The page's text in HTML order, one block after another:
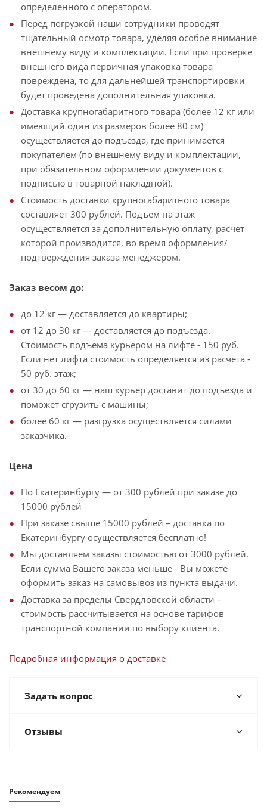
определенного с оператором.
Перед погрузкой наши сотрудники проводят
тщательный осмотр товара, уделяя особое внимание
внешнему виду и комплектации. Если при проверке
внешнего вида первичная упаковка товара
повреждена, то для дальнейшей транспортировки
будет проведена дополнительная упаковка.
Доставка крупногабаритного товара (более 12 кг или
имеющий один из размеров более 80 см)
осуществляется до подъезда, где принимается
покупателем (по внешнему виду и комплектации,
при обязательном оформлении документов с
подписью в товарной накладной).
Стоимость доставки крупногабаритного товара
составляет 300 рублей. Подъем на этаж
осуществляется за дополнительную оплату, расчет
которой производится, во время оформления/
подтверждения заказа менеджером.
Заказ весом до:
до 12 кг — доставляется до квартиры;
от 12 до 30 кг — доставляется до подъезда.
Стоимость подъема курьером на лифте - 150 руб.
Если нет лифта стоимость определяется из расчета -
50 руб. этаж;
от 30 до 60 кг — наш курьер доставит до подъезда и
поможет сгрузить с машины;
более 60 кг — разгрузка осуществляется силами
заказчика.
Цена
По Екатеринбургу — от 300 рублей при заказе до
15000 рублей
При заказе свыше 15000 рублей – доставка по
Екатеринбургу осуществляется бесплатно!
Мы доставляем заказы стоимостью от 3000 рублей.
Если сумма Вашего заказа меньше - Вы можете
оформить заказ на самовывоз из пункта выдачи.
Доставка за пределы Свердловской области –
стоимость рассчитывается на основе тарифов
транспортной компании по выбору клиента.
Подробная информация о доставке
Задать вопрос
Отзывы
Рекомендуем